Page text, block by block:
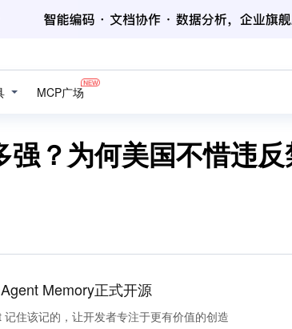
MCP广场
？为何美国不惜违反
Memory正式开源
记住该记的，让开发者专注于更有价值的创造